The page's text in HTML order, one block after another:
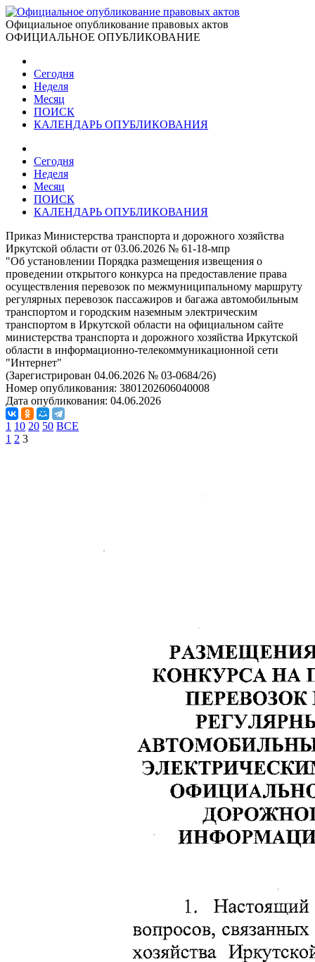
Официальное опубликование правовых актов
ОФИЦИАЛЬНОЕ ОПУБЛИКОВАНИЕ
Сегодня
Неделя
Месяц
ПОИСК
КАЛЕНДАРЬ ОПУБЛИКОВАНИЯ
Сегодня
Неделя
Месяц
ПОИСК
КАЛЕНДАРЬ ОПУБЛИКОВАНИЯ
Приказ Министерства транспорта и дорожного хозяйства
Иркутской области от 03.06.2026 № 61-18-мпр
"Об установлении Порядка размещения извещения о
проведении открытого конкурса на предоставление права
осуществления перевозок по межмуниципальному маршруту
регулярных перевозок пассажиров и багажа автомобильным
транспортом и городским наземным электрическим
транспортом в Иркутской области на официальном сайте
министерства транспорта и дорожного хозяйства Иркутской
области в информационно-телекоммуникационной сети
"Интернет"
(Зарегистрирован 04.06.2026 № 03-0684/26)
Номер опубликования: 3801202606040008
Дата опубликования: 04.06.2026
1 10 20 50 ВСЕ
1 2 3